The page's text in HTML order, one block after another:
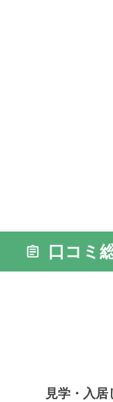
口コミ
見学・入